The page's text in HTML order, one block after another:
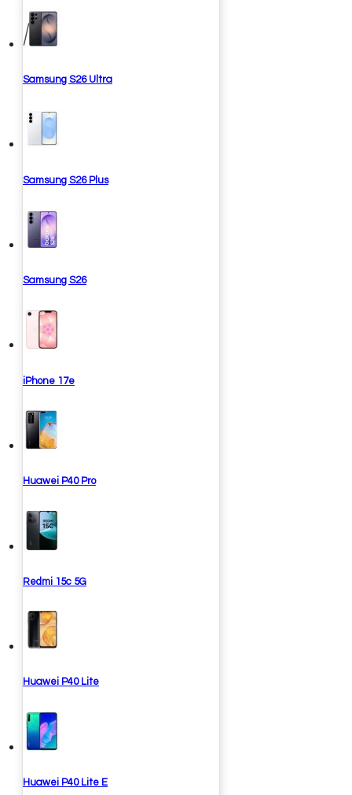
Samsung S26 Ultra
Samsung S26 Plus
Samsung S26
iPhone 17e
Huawei P40 Pro
Redmi 15c 5G
Huawei P40 Lite
Huawei P40 Lite E